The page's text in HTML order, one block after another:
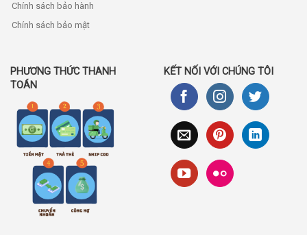
Chính sách bảo hành
Chính sách bảo mật
PHƯƠNG THỨC THANH
TOÁN
KẾT NỐI VỚI CHÚNG TÔI